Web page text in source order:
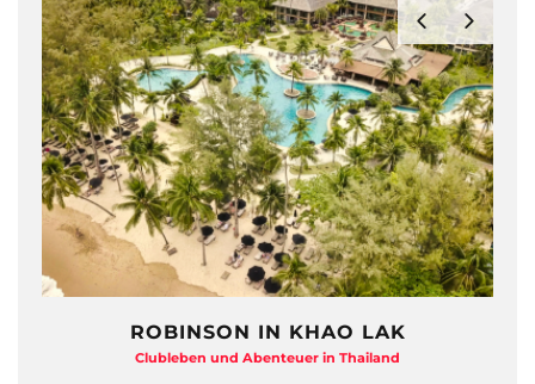
ROBINSON IN KHAO LAK
Clubleben und Abenteuer in Thailand